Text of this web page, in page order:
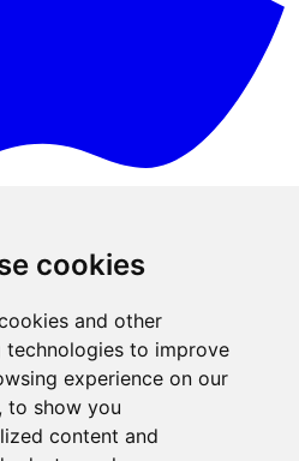
cookies
and other
technologies to improve
experience on our
to show you
content and